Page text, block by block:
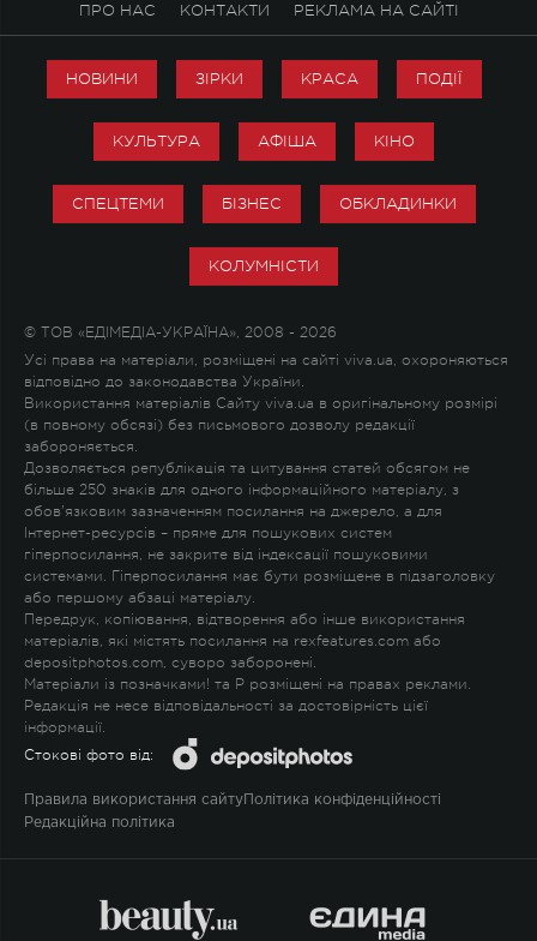
ПРО НАС КОНТАКТИ РЕКЛАМА НА САЙТІ
НОВИНИ ЗІРКИ КРАСА ПОДІЇ
КУЛЬТУРА АФІША КІНО
СПЕЦТЕМИ БІЗНЕС ОБКЛАДИНКИ
КОЛУМНІСТИ
© ТОВ «ЕДІМЕДІА-УКРАЇНА», 2008 - 2026
Усі права на матеріали, розміщені на сайті viva.ua, охороняються
відповідно до законодавства України.
Використання матеріалів Сайту viva.ua в оригінальному розмірі
(в повному обсязі) без письмового дозволу редакції
забороняється.
Дозволяється републікація та цитування статей обсягом не
більше 250 знаків для одного інформаційного матеріалу, з
обов'язковим зазначенням посилання на джерело, а для
Інтернет-ресурсів – пряме для пошукових систем
гіперпосилання, не закрите від індексації пошуковими
системами. Гіперпосилання має бути розміщене в підзаголовку
або першому абзаці матеріалу.
Передрук, копіювання, відтворення або інше використання
матеріалів, які містять посилання на rexfeatures.com або
depositphotos.com, суворо заборонені.
Матеріали із позначками! та P розміщені на правах реклами.
Редакція не несе відповідальності за достовірність цієї
інформації.
Стокові фото від:
Правила використання сайту Політика конфіденційності
Редакційна політика